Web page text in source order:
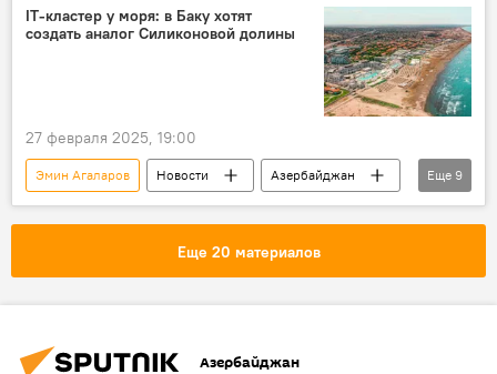
телеведущая Яна Рудковская
российский фигурист Евгений Плющенко
хоккей
IT-кластер у моря: в Баку хотят
создать аналог Силиконовой долины
27 февраля 2025, 19:00
Эмин Агаларов Новости
Азербайджан
Россия
Sea Breeze
Финансы
Энергетика
ветроэнергетика
солнечная электростанция
Еще 9
Еще 20 материалов
Азербайджан